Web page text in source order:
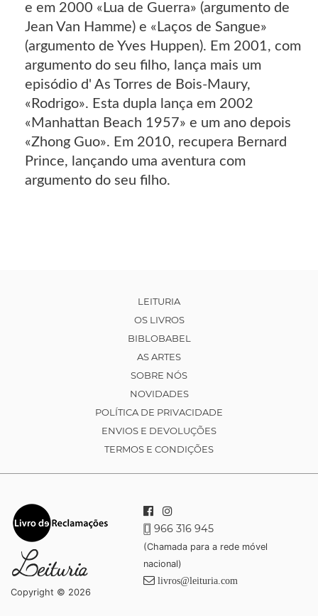
e em 2000 «Lua de Guerra» (argumento de
Jean Van Hamme) e «Laços de Sangue»
(argumento de Yves Huppen). Em 2001, com
argumento do seu filho, lança mais um
episódio d' As Torres de Bois-Maury,
«Rodrigo». Esta dupla lança em 2002
«Manhattan Beach 1957» e um ano depois
«Zhong Guo». Em 2010, recupera Bernard
Prince, lançando uma aventura com
argumento do seu filho.
LEITURIA
OS LIVROS
BIBLOBABEL
AS ARTES
SOBRE NÓS
NOVIDADES
POLÍTICA DE PRIVACIDADE
ENVIOS E DEVOLUÇÕES
TERMOS E CONDIÇÕES
Copyright © 2026
966 316 945
(Chamada para a rede móvel
nacional)
livros@leituria.com